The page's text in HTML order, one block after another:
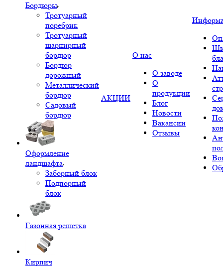
Бордюры
Тротуарный
поребрик
Тротуарный
шарнирный
бордюр
Бордюр
дорожный
Металлический
бордюр
Садовый
бордюр
Оформление
ландшафта
Заборный блок
Подпорный
блок
Газонная решетка
Кирпич
АКЦИИ
О нас
О заводе
О
продукции
Блог
Новости
Вакансии
Отзывы